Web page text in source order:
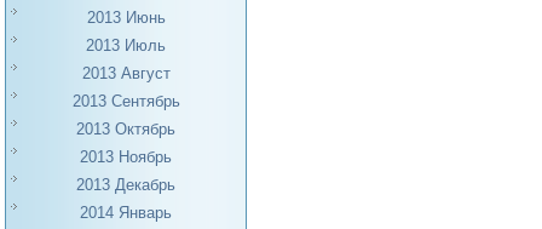
2013 Июнь
2013 Июль
2013 Август
2013 Сентябрь
2013 Октябрь
2013 Ноябрь
2013 Декабрь
2014 Январь